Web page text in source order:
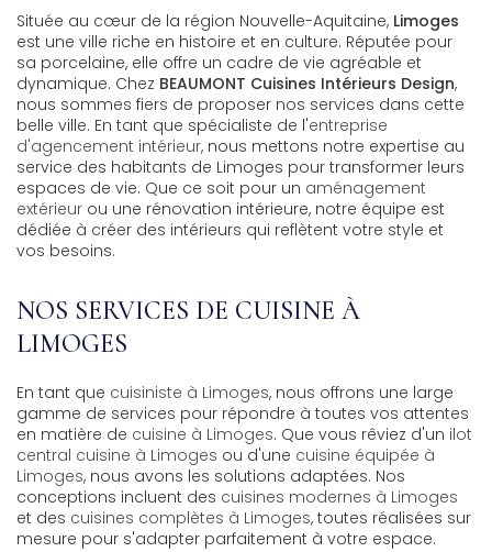
Située au cœur de la région Nouvelle-Aquitaine, Limoges
est une ville riche en histoire et en culture. Réputée pour
sa porcelaine, elle offre un cadre de vie agréable et
dynamique. Chez BEAUMONT Cuisines Intérieurs Design,
nous sommes fiers de proposer nos services dans cette
belle ville. En tant que spécialiste de l'entreprise
d'agencement intérieur, nous mettons notre expertise au
service des habitants de Limoges pour transformer leurs
espaces de vie. Que ce soit pour un aménagement
extérieur ou une rénovation intérieure, notre équipe est
dédiée à créer des intérieurs qui reflètent votre style et
vos besoins.
NOS SERVICES DE CUISINE À
LIMOGES
En tant que cuisiniste à Limoges, nous offrons une large
gamme de services pour répondre à toutes vos attentes
en matière de cuisine à Limoges. Que vous rêviez d'un ilot
central cuisine à Limoges ou d'une cuisine équipée à
Limoges, nous avons les solutions adaptées. Nos
conceptions incluent des cuisines modernes à Limoges
et des cuisines complètes à Limoges, toutes réalisées sur
mesure pour s'adapter parfaitement à votre espace.